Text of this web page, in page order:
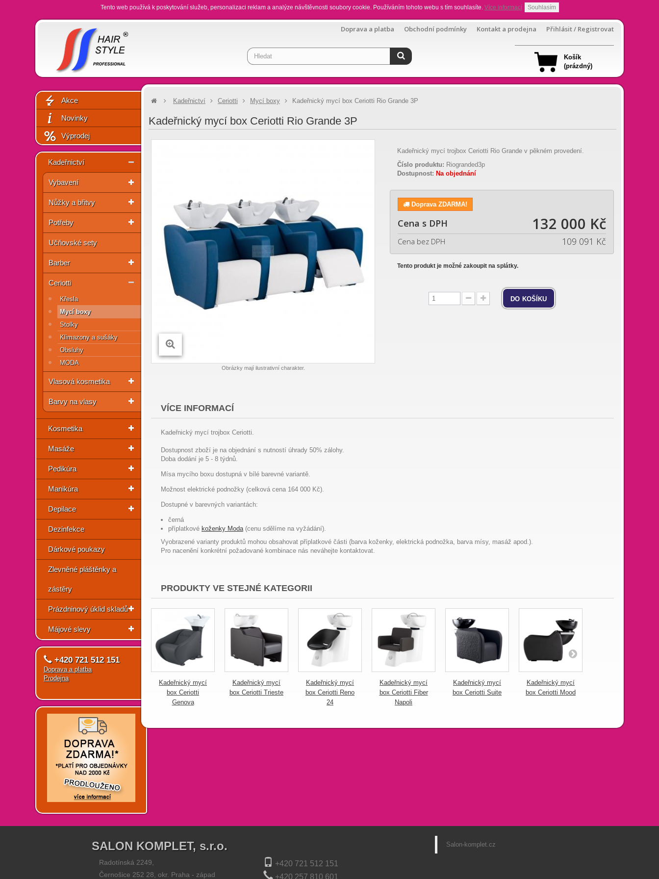
Tento web používá k poskytování služeb, personalizaci reklam a analýze návštěvnosti soubory cookie. Používáním tohoto webu s tím souhlasíte. Více informací Souhlasím
Doprava a platba Obchodní podmínky Kontakt a prodejna Přihlásit / Registrovat
Košík
(prázdný)
Akce
Novinky
Výprodej
Kadeřnictví
Vybavení
Nůžky a břitvy
Potřeby
Učňovské sety
Barber
Ceriotti
Křesla
Mycí boxy
Stolky
Klimazony a sušáky
Obsluhy
MODA
Vlasová kosmetika
Barvy na vlasy
Kosmetika
Masáže
Pedikúra
Manikúra
Depilace
Dezinfekce
Dárkové poukazy
Zlevněné pláštěnky a
zástěry
Prázdninový úklid skladů
Májové slevy
+420 721 512 151
Doprava a platba
Prodejna
Kadeřnictví Ceriotti Mycí boxy Kadeřnický mycí box Ceriotti Rio Grande 3P
Kadeřnický mycí box Ceriotti Rio Grande 3P
Obrázky mají ilustrativní charakter.
Kadeřnický mycí trojbox Ceriotti Rio Grande v pěkném provedení.
Číslo produktu: Riogranded3p
Dostupnost: Na objednání
Doprava ZDARMA!
Cena s DPH 132 000 Kč
Cena bez DPH 109 091 Kč
Tento produkt je možné zakoupit na splátky.
do košíku
VÍCE INFORMACÍ
Kadeřnický mycí trojbox Ceriotti.
Dostupnost zboží je na objednání s nutností úhrady 50% zálohy.
Doba dodání je 5 - 8 týdnů.
Mísa mycího boxu dostupná v bílé barevné variantě.
Možnost elektrické podnožky (celková cena 164 000 Kč).
Dostupné v barevných variantách:
černá
příplatkové koženky Moda(cenu sdělíme na vyžádání).
Vyobrazené varianty produktů mohou obsahovat příplatkové části (barva koženky, elektrická podnožka, barva mísy, masáž apod.).
Pro nacenění konkrétní požadované kombinace nás neváhejte kontaktovat.
PRODUKTY VE STEJNÉ KATEGORII
Kadeřnický mycí
box Ceriotti
Genova
Kadeřnický mycí
box Ceriotti Trieste
Kadeřnický mycí
box Ceriotti Reno
24
Kadeřnický mycí
box Ceriotti Fiber
Napoli
Kadeřnický mycí
box Ceriotti Suite
Kadeřnický mycí
box Ceriotti Mood
SALON KOMPLET, s.r.o.
Radotínská 2249,
Černošice 252 28, okr. Praha - západ
+420 721 512 151
+420 257 810 601
Salon-komplet.cz